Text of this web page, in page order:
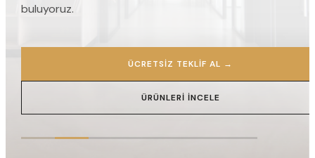
buluyoruz.
ÜCRETSIZ TEKLIF AL →
ÜRÜNLERI İNCELE